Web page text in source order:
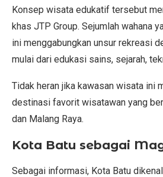
Konsep wisata edukatif tersebut
khas JTP Group. Sejumlah wahana
ini menggabungkan unsur rekreasi
mulai dari edukasi sains, sejarah,
Tidak heran jika kawasan wisata ini
destinasi favorit wisatawan yang
dan Malang Raya.
Kota Batu sebagai
Sebagai informasi, Kota Batu